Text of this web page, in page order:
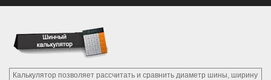
Калькулятор позволяет рассчитать и сравнить диаметр шины, ширину